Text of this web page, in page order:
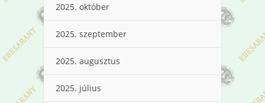
2025. október
2025. szeptember
2025. augusztus
2025. július